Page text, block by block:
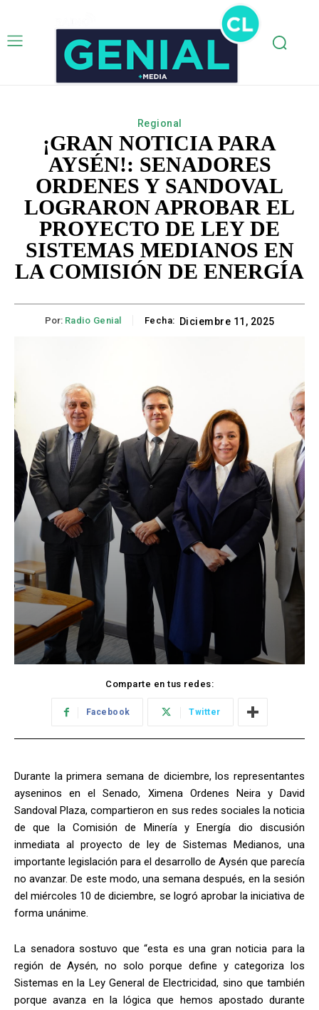
Regional
¡GRAN NOTICIA PARA
AYSÉN!: SENADORES
ORDENES Y SANDOVAL
LOGRARON APROBAR EL
PROYECTO DE LEY DE
SISTEMAS MEDIANOS EN
LA COMISIÓN DE ENERGÍA
Por: Radio Genial Fecha: Diciembre 11, 2025
Comparte en tus redes:
Facebook Twitter
Durante la primera semana de diciembre, los representantes
ayseninos en el Senado, Ximena Ordenes Neira y David
Sandoval Plaza, compartieron en sus redes sociales la noticia
de que la Comisión de Minería y Energía dio discusión
inmediata al proyecto de ley de Sistemas Medianos, una
importante legislación para el desarrollo de Aysén que parecía
no avanzar. De este modo, una semana después, en la sesión
del miércoles 10 de diciembre, se logró aprobar la iniciativa de
forma unánime.
La senadora sostuvo que “esta es una gran noticia para la
región de Aysén, no solo porque define y categoriza los
Sistemas en la Ley General de Electricidad, sino que también
porque avanza en la lógica que hemos apostado durante